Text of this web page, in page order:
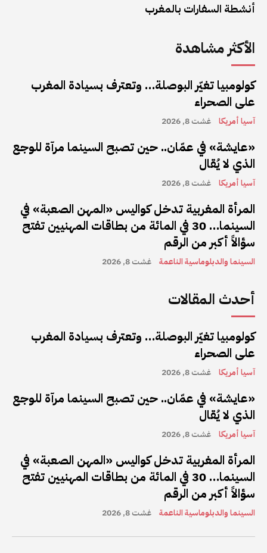
أنشطة السفارات بالمغرب
الأكثر مشاهدة
كولومبيا تغيّر البوصلة… وتعترف بسيادة المغرب
على الصحراء
آسيا أمريكا غشت 8, 2026
«عايشة» في عمّان.. حين تصبح السينما مرآة للوجع
الذي لا يُقال
آسيا أمريكا غشت 8, 2026
المرأة المغربية تدخل كواليس «المهن الصعبة» في
السينما… 30 في المائة من بطاقات المهنيين تفتح
سؤالاً أكبر من الرقم
السينما والدبلوماسية الناعمة غشت 8, 2026
أحدث المقالات
كولومبيا تغيّر البوصلة… وتعترف بسيادة المغرب
على الصحراء
آسيا أمريكا غشت 8, 2026
«عايشة» في عمّان.. حين تصبح السينما مرآة للوجع
الذي لا يُقال
آسيا أمريكا غشت 8, 2026
المرأة المغربية تدخل كواليس «المهن الصعبة» في
السينما… 30 في المائة من بطاقات المهنيين تفتح
سؤالاً أكبر من الرقم
السينما والدبلوماسية الناعمة غشت 8, 2026